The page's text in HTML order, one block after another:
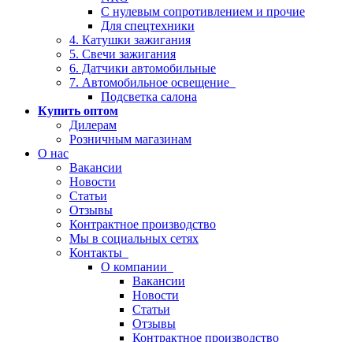
С нулевым сопротивлением и прочие
Для спецтехники
4. Катушки зажигания
5. Свечи зажигания
6. Датчики автомобильные
7. Автомобильное освещение
Подсветка салона
Купить оптом
Дилерам
Розничным магазинам
О нас
Вакансии
Новости
Статьи
Отзывы
Контрактное производство
Мы в социальных сетях
Контакты
О компании
Вакансии
Новости
Статьи
Отзывы
Контрактное производство